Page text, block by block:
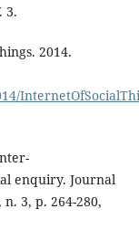
3.
2014.
enquiry. Journal
3, p. 264-280,